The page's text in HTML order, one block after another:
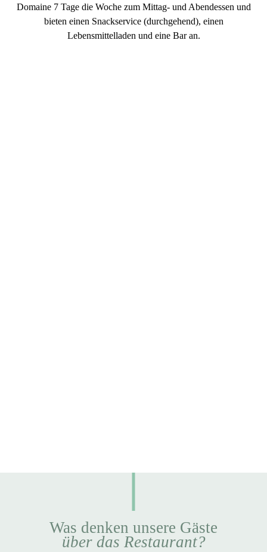
Domaine 7 Tage die Wochezum Mittag- und Abendessen und
bieten einen Snackservice (durchgehend), einen
Lebensmittelladen und eine Bar an.
Was denken unsere Gäste
über das Restaurant?